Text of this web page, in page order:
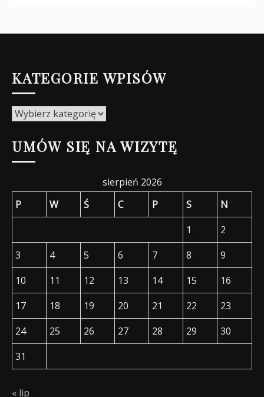
KATEGORIE WPISÓW
Kategorie
UMÓW SIĘ NA WIZYTĘ
sierpień 2026
P
W Ś C P S
N
1
2
3
4 5 6 7 8
9
10
11 12 13 14 15
16
17
18 19 20 21 22
23
24
25 26 27 28 29
30
31
« lip